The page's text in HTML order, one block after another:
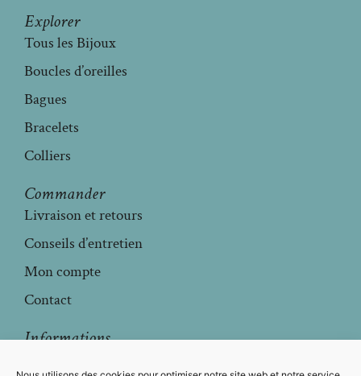
Explorer
Tous les Bijoux
Boucles d’oreilles
Bagues
Bracelets
Colliers
Commander
Livraison et retours
Conseils d’entretien
Mon compte
Contact
Informations